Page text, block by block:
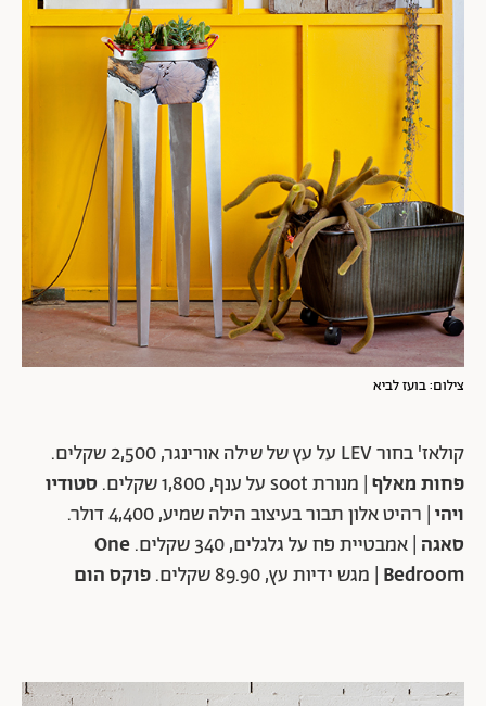
צילום: בועז לביא
קולאז' בחור LEV על עץ של שילה אורינגר, 2,500 שקלים.
פחות מאלף | מנורת soot על ענף, 1,800 שקלים.
סטודיו
ויהי | רהיט אלון תבור בעיצוב הילה שמיע, 4,400 דולר.
סאגה | אמבטיית פח על גלגלים, 340 שקלים.
One
Bedroom | מגש ידיות עץ, 89.90 שקלים. פוקס הום